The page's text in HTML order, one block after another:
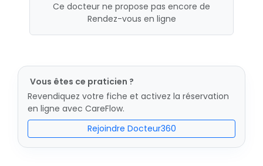
Ce docteur ne propose pas encore de
Rendez-vous en ligne
Vous êtes ce praticien ?
Revendiquez votre fiche et activez la réservation
en ligne avec CareFlow.
Rejoindre Docteur360